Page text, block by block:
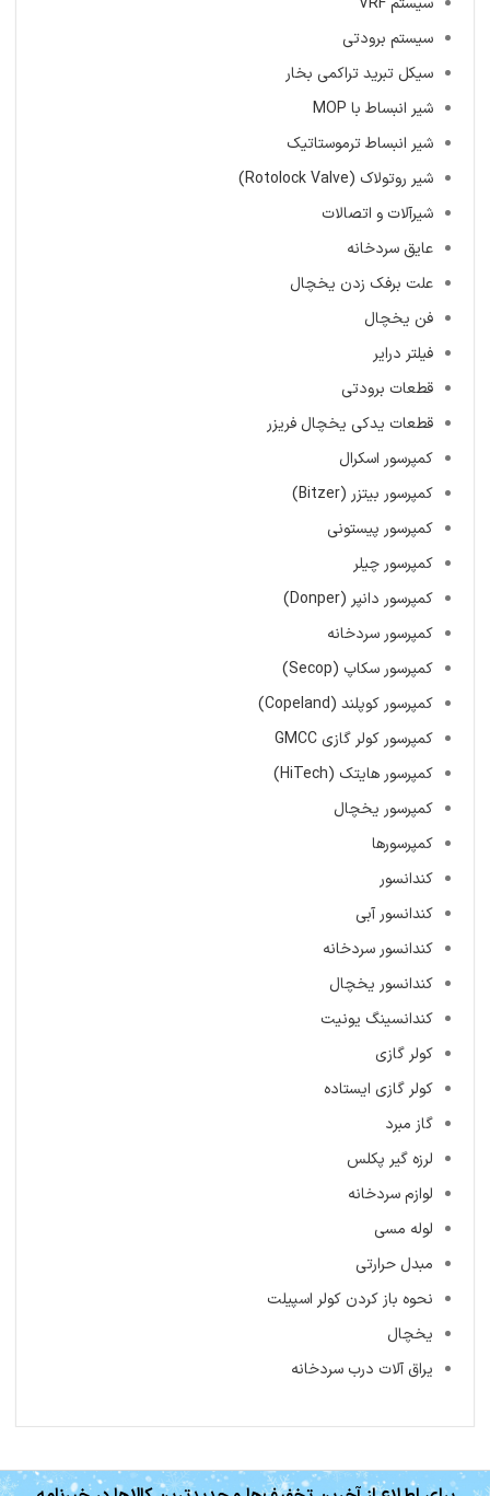
سیستم برودتی
سیکل تبرید تراکمی بخار
شیر انبساط با MOP
شیر انبساط ترموستاتیک
شیر روتولاک (Rotolock Valve)
شیرآلات و اتصالات
عایق سردخانه
علت برفک زدن یخچال
فن یخچال
فیلتر درایر
قطعات برودتی
قطعات یدکی یخچال فریزر
کمپرسور اسکرال
کمپرسور بیتزر (Bitzer)
کمپرسور پیستونی
کمپرسور چیلر
کمپرسور دانپر (Donper)
کمپرسور سردخانه
کمپرسور سکاپ (Secop)
کمپرسور کوپلند (Copeland)
کمپرسور کولر گازی GMCC
کمپرسور هایتک (HiTech)
کمپرسور یخچال
کمپرسورها
کندانسور
کندانسور آبی
کندانسور سردخانه
کندانسور یخچال
کندانسینگ یونیت
کولر گازی
کولر گازی ایستاده
گاز مبرد
لرزه گیر پکلس
لوازم سردخانه
لوله مسی
مبدل حرارتی
نحوه باز کردن کولر اسپیلت
یخچال
یراق آلات درب سردخانه